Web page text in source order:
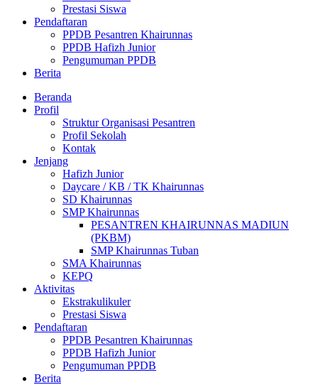
Prestasi Siswa
Pendaftaran
PPDB Pesantren Khairunnas
PPDB Hafizh Junior
Pengumuman PPDB
Berita
Beranda
Profil
Struktur Organisasi Pesantren
Profil Sekolah
Kontak
Jenjang
Hafizh Junior
Daycare / KB / TK Khairunnas
SD Khairunnas
SMP Khairunnas
PESANTREN KHAIRUNNAS MADIUN
(PKBM)
SMP Khairunnas Tuban
SMA Khairunnas
KEPQ
Aktivitas
Ekstrakulikuler
Prestasi Siswa
Pendaftaran
PPDB Pesantren Khairunnas
PPDB Hafizh Junior
Pengumuman PPDB
Berita